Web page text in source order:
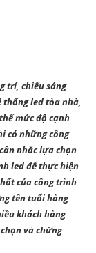
trí, chiếu sáng
thốngled tòa nhà,
mức độ cạnh
có những công
nhắc lựa chọn
led để thực hiện
của công trình
tên tuổi hàng
khách hàng
và chứng